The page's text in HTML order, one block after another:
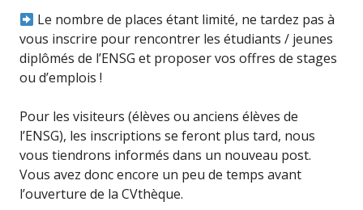
Le nombre de places étant limité, ne tardez pas à
vous inscrire pour rencontrer les étudiants / jeunes
diplômés de l’ENSG et proposer vos offres de stages
ou d’emplois !
Pour les visiteurs (élèves ou anciens élèves de
l’ENSG), les inscriptions se feront plus tard, nous
vous tiendrons informés dans un nouveau post.
Vous avez donc encore un peu de temps avant
l’ouverture de la CVthèque.